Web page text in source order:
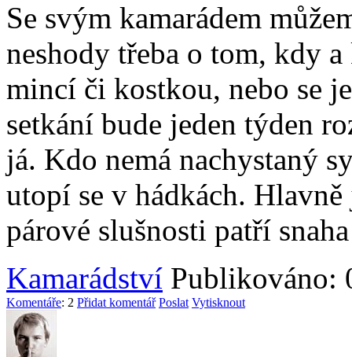
Se svým kamarádem
neshody třeba o tom, kdy
mincí či kostkou, nebo se
setkání bude jeden týden
já. Kdo nemá nachystaný
utopí se v hádkách.
párové slušnosti patří
Kamarádství Publikováno:
Komentáře: 2 Přidat komentář Poslat Vytisknout